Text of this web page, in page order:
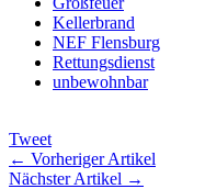
Kellerbrand
NEF Flensburg
Rettungsdienst
unbewohnbar
Tweet
← Vorheriger Artikel
Nächster Artikel →